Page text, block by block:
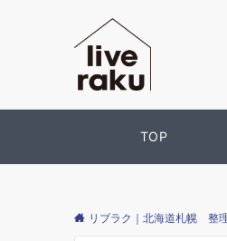
TOP
リブラク｜北海道札幌 整